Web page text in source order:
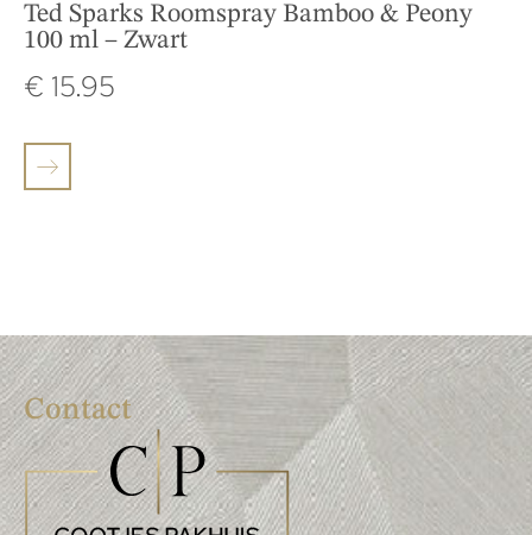
Ted Sparks Roomspray Bamboo & Peony
100 ml – Zwart
€ 15.95
Contact